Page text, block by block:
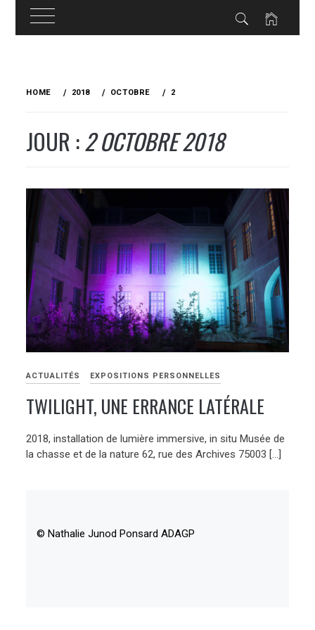
HOME 2018 OCTOBRE 2
JOUR :2 OCTOBRE 2018
ACTUALITÉS EXPOSITIONS PERSONNELLES
TWILIGHT, UNE ERRANCE LATÉRALE
2018, installation de lumière immersive, in situ Musée de
la chasse et de la nature 62, rue des Archives 75003 […]
© Nathalie Junod Ponsard ADAGP